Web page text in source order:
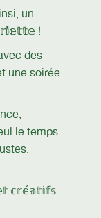
un
!
des
une soirée
le temps
𝕔𝕣𝕖́𝕒𝕥𝕚𝕗𝕤